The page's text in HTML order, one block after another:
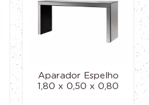
Aparador Espelho
1,80 x 0,50 x 0,80